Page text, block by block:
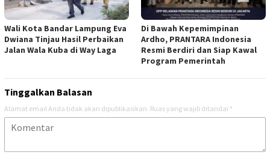
Wali Kota Bandar Lampung Eva
Dwiana Tinjau Hasil Perbaikan
Jalan Wala Kuba di Way Laga
Di Bawah Kepemimpinan
Ardho, PRANTARA Indonesia
Resmi Berdiri dan Siap Kawal
Program Pemerintah
Tinggalkan Balasan
Alamat email Anda tidak akan dipublikasikan. Ruas yang wajib ditandai *